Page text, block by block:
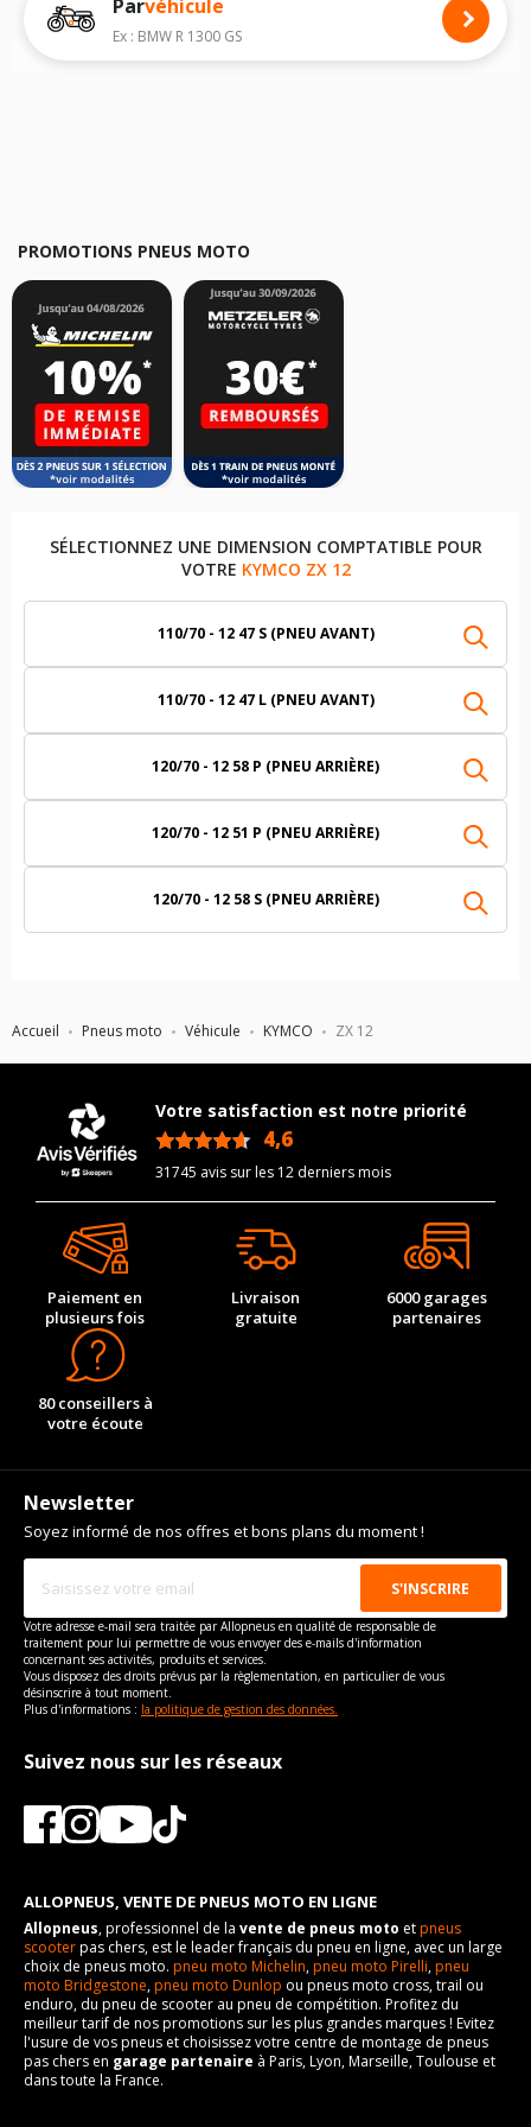
Accueil Pneus moto Véhicule KYMCO ZX 12
Nous recommandons de toujours monter des pneus moto avec les
dimensions homologuées par le constructeur.
Pour cela, veuillez sélectionner le modèle de votre motoKYMCO ZX 12
Parvéhicule
Ex : BMW R 1300 GS
PROMOTIONS PNEUS MOTO
SÉLECTIONNEZ UNE DIMENSION COMPTATIBLE POUR
VOTRE KYMCO ZX 12
110/70 - 12 47 S (PNEU AVANT)
110/70 - 12 47 L (PNEU AVANT)
120/70 - 12 58 P (PNEU ARRIÈRE)
120/70 - 12 51 P (PNEU ARRIÈRE)
120/70 - 12 58 S (PNEU ARRIÈRE)
Votre satisfaction est notre priorité
4,6
31745 avis sur les 12 derniers mois
Paiement en
plusieurs fois
Livraison
gratuite
6000 garages
partenaires
80 conseillers à
votre écoute
Newsletter
Soyez informé de nos offres et bons plans du moment !
Votre adresse e-mail sera traitée par Allopneus en qualité de responsable de
traitement pour lui permettre de vous envoyer des e-mails d'information
concernant ses activités, produits et services.
Vous disposez des droits prévus par la règlementation, en particulier de vous
désinscrire à tout moment.
Plus d'informations : la politique de gestion des données.
Suivez nous sur les réseaux
ALLOPNEUS, VENTE DE PNEUS MOTO EN LIGNE
Allopneus, professionnel de la vente de pneus moto etpneus
scooterpas chers, est le leader français du pneu en ligne, avec un large
choix de pneus moto. pneu moto Michelin,pneu moto Pirelli,pneu
moto Bridgestone,pneu moto Dunlop ou pneus moto cross, trail ou
enduro, du pneu de scooter au pneu de compétition. Profitez du
meilleur tarif de nos promotions sur les plus grandes marques ! Evitez
l'usure de vos pneus et choisissez votre centre de montage de pneus
pas chers en garage partenaire à Paris, Lyon, Marseille, Toulouse et
dans toute la France.